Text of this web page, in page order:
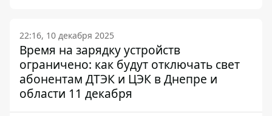
22:16, 10 декабря 2025
Время на зарядку устройств
ограничено: как будут отключать свет
абонентам ДТЭК и ЦЭК в Днепре и
области 11 декабря